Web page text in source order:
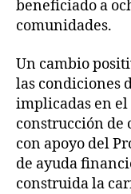
beneficiado a
comunidades.
Un cambio
las condiciones
implicadas en el
construcción de
con apoyo del
de ayuda
construida la